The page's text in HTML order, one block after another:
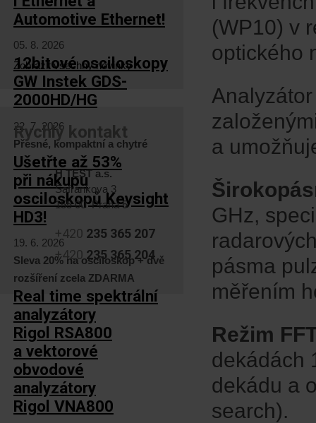
(WP10) v
optického
a
GHz,
pásma
měřením
Režim
dekádách
dekádu a
search).
Automotive Ethernet!
05. 8. 2026
12bitové osciloskopy
GW Instek GDS-
2000HD/HG
22. 7. 2026
Přesné, kompaktní a chytré
Ušetřte až 53%
při nákupu
osciloskopů Keysight
HD3!
19. 6. 2026
Sleva 20% na osciloskop + dvě
rozšíření zcela ZDARMA
Real time spektrální
analyzátory
Rigol RSA800
a vektorové
obvodové
analyzátory
Rigol VNA800
Zobrazit všechny novinky
Rychlý kontakt
H TEST a.s.
Šafránkova 3
155 00 Praha 5
+420 235 365 207
+420 235 365 204